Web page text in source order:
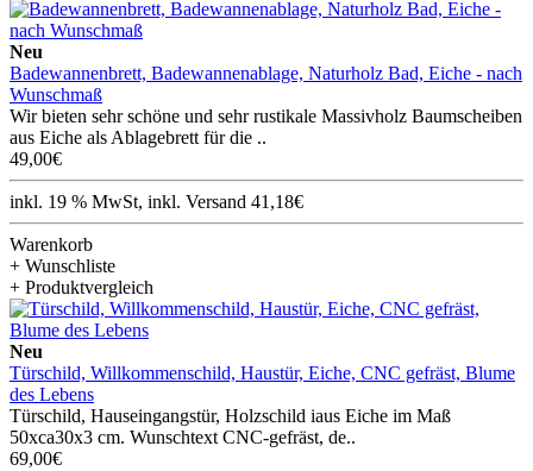
Neu
Badewannenbrett, Badewannenablage, Naturholz Bad, Eiche - nach
Wunschmaß
Wir bieten sehr schöne und sehr rustikale Massivholz Baumscheiben
aus Eiche als Ablagebrett für die ..
49,00€
inkl. 19 % MwSt, inkl. Versand 41,18€
Warenkorb
+ Wunschliste
+ Produktvergleich
Neu
Türschild, Willkommenschild, Haustür, Eiche, CNC gefräst, Blume
des Lebens
Türschild, Hauseingangstür, Holzschild iaus Eiche im Maß
50xca30x3 cm. Wunschtext CNC-gefräst, de..
69,00€